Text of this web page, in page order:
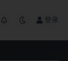
登录